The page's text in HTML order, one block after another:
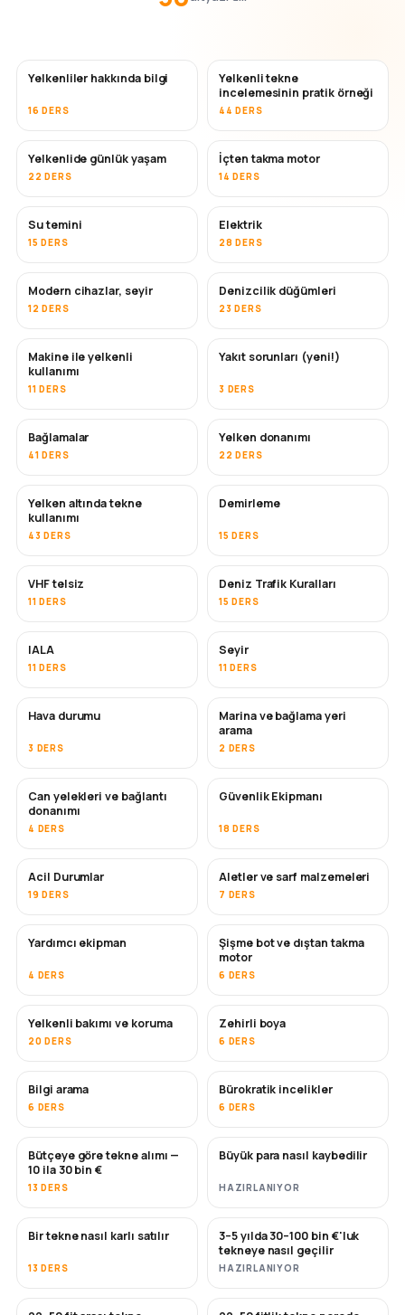
Yelkenliler hakkında bilgi
16 DERS
Yelkenli tekne
incelemesinin pratik örneği
44 DERS
Yelkenlide günlük yaşam
22 DERS
İçten takma motor
14 DERS
Su temini
15 DERS
Elektrik
28 DERS
Modern cihazlar, seyir
12 DERS
Denizcilik düğümleri
23 DERS
Makine ile yelkenli
kullanımı
11 DERS
Yakıt sorunları (yeni!)
3 DERS
Bağlamalar
41 DERS
Yelken donanımı
22 DERS
Yelken altında tekne
kullanımı
43 DERS
Demirleme
15 DERS
VHF telsiz
11 DERS
Deniz Trafik Kuralları
15 DERS
IALA
11 DERS
Seyir
11 DERS
Hava durumu
3 DERS
Marina ve bağlama yeri
arama
2 DERS
Can yelekleri ve bağlantı
donanımı
4 DERS
Güvenlik Ekipmanı
18 DERS
Acil Durumlar
19 DERS
Aletler ve sarf malzemeleri
7 DERS
Yardımcı ekipman
4 DERS
Şişme bot ve dıştan takma
motor
6 DERS
Yelkenli bakımı ve koruma
20 DERS
YAKINDA
Zehirli boya
6 DERS
Bilgi arama
6 DERS
Bürokratik incelikler
6 DERS
YAKINDA
Bütçeye göre tekne alımı —
10 ila 30 bin €
13 DERS
YAKINDA
Büyük para nasıl kaybedilir
HAZIRLANIYOR
YENI
Bir tekne nasıl karlı satılır
13 DERS
YENI
3–5 yılda 30–100 bin €'luk
tekneye nasıl geçilir
HAZIRLANIYOR